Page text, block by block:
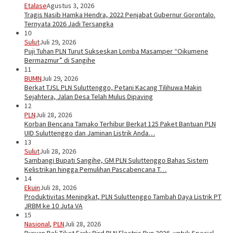
EtalaseAgustus 3, 2026
Tragis Nasib Hamka Hendra, 2022 Penjabat Gubernur Gorontalo.
Ternyata 2026 Jadi Tersangka
10
SulutJuli 29, 2026
Puji Tuhan PLN Turut Sukseskan Lomba Masamper “Oikumene
Bermazmur” di Sangihe
11
BUMNJuli 29, 2026
Berkat TJSL PLN Suluttenggo, Petani Kacang Tilihuwa Makin
Sejahtera, Jalan Desa Telah Mulus Dipaving
12
PLNJuli 28, 2026
Korban Bencana Tamako Terhibur Berkat 125 Paket Bantuan PLN
UID Suluttenggo dan Jaminan Listrik Anda…
13
SulutJuli 28, 2026
Sambangi Bupati Sangihe, GM PLN Suluttenggo Bahas Sistem
Kelistrikan hingga Pemulihan Pascabencana T…
14
EkuinJuli 28, 2026
Produktivitas Meningkat, PLN Suluttenggo Tambah Daya Listrik PT
JRBM ke 10 Juta VA
15
Nasional, PLNJuli 28, 2026